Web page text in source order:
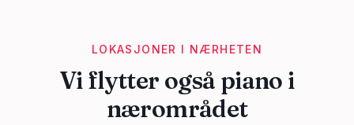
LOKASJONER I NÆRHETEN
Vi flytter også piano i
nærområdet